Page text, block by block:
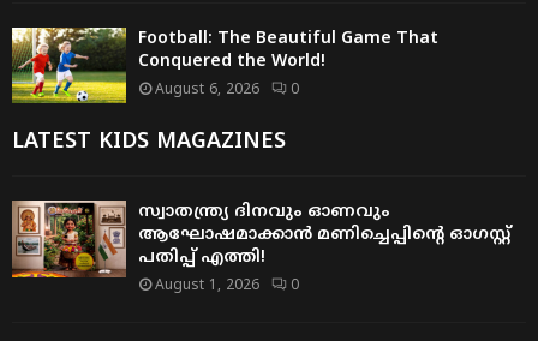
Football: The Beautiful Game That
Conquered the World!
August 6, 2026 0
LATEST KIDS MAGAZINES
സ്വാതന്ത്ര്യ ദിനവും ഓണവും
ആഘോഷമാക്കാൻ മണിച്ചെപ്പിന്റെ ഓഗസ്റ്റ്
പതിപ്പ് എത്തി!
August 1, 2026 0